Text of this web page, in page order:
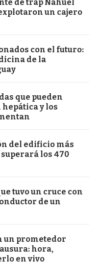
de trap Nahuel
un cajero
con el futuro:
de la
que pueden
y los
del edificio más
los 470
tuvo un cruce con
de un
un prometedor
hora,
en vivo